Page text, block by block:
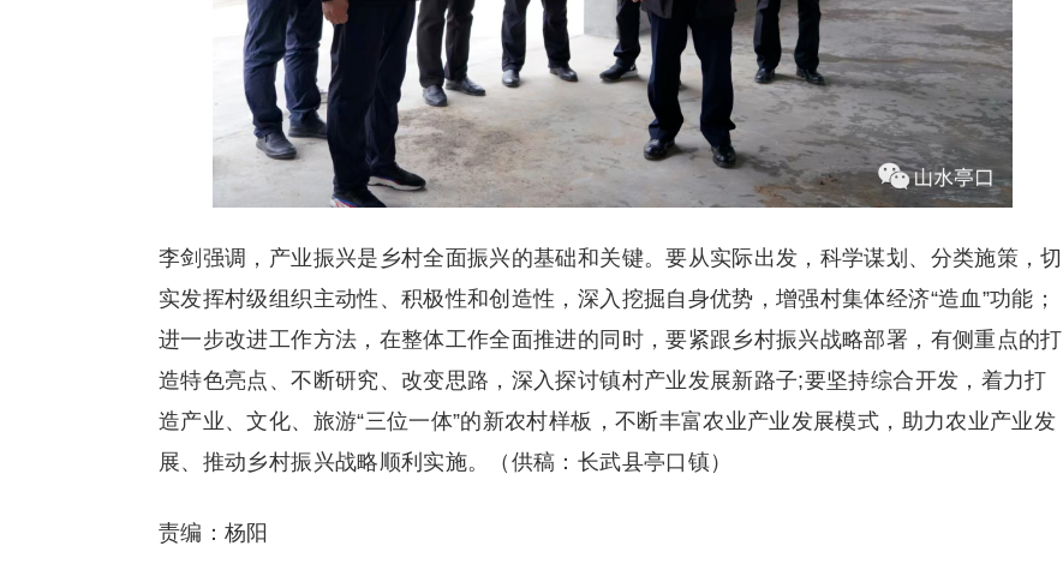
李剑强调，产业振兴是乡村全面振兴的基础和关键。要从实际出发，科学谋划、分类施策，切
实发挥村级组织主动性、积极性和创造性，深入挖掘自身优势，增强村集体经济“造血”功能；
进一步改进工作方法，在整体工作全面推进的同时，要紧跟乡村振兴战略部署，有侧重点的打
造特色亮点、不断研究、改变思路，深入探讨镇村产业发展新路子;要坚持综合开发，着力打
造产业、文化、旅游“三位一体”的新农村样板，不断丰富农业产业发展模式，助力农业产业发
展、推动乡村振兴战略顺利实施。（供稿：长武县亭口镇）
责编：杨阳